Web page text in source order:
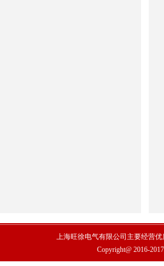
上海旺徐电气有限公司主要经营优
Copyright@ 2016-2017